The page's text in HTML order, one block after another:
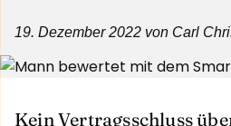
19. Dezember 2022 von Carl
Kein Vertragsschluss